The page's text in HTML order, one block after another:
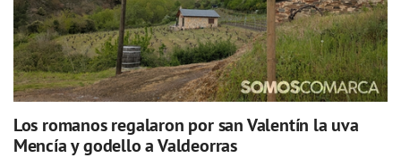
Los romanos regalaron por san Valentín la uva
Mencía y godello a Valdeorras